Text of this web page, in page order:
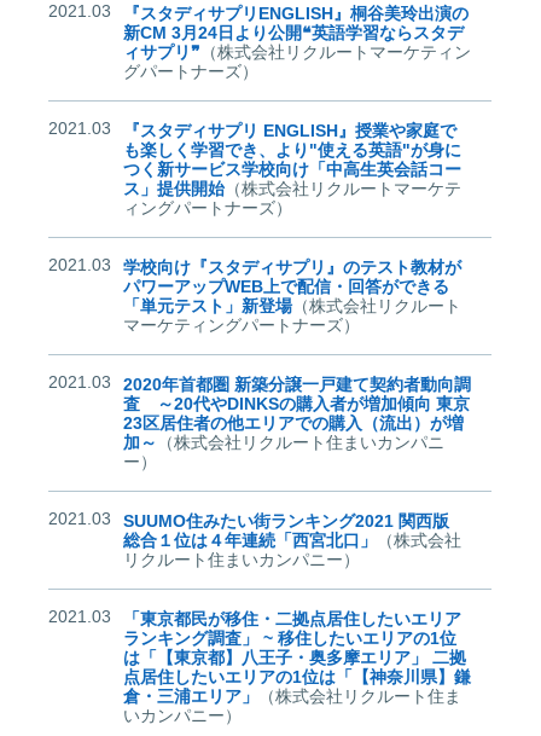
2021.03
『スタディサプリENGLISH』桐谷美玲出演の
新CM 3月24日より公開❝英語学習ならスタデ
ィサプリ❞ （株式会社リクルートマーケティン
グパートナーズ）
2021.03
『スタディサプリ ENGLISH』授業や家庭で
も楽しく学習でき、より"使える英語"が身に
つく新サービス学校向け「中高生英会話コー
ス」提供開始（株式会社リクルートマーケテ
ィングパートナーズ）
2021.03
学校向け『スタディサプリ』のテスト教材が
パワーアップWEB上で配信・回答ができる
「単元テスト」新登場（株式会社リクルート
マーケティングパートナーズ）
2021.03
2020年首都圏 新築分譲一戸建て契約者動向調
査 ～20代やDINKSの購入者が増加傾向 東京
23区居住者の他エリアでの購入（流出）が増
加～
（株式会社リクルート住まいカンパニ
ー）
2021.03
SUUMO住みたい街ランキング2021 関西版
総合１位は４年連続「西宮北口」
（株式会社
リクルート住まいカンパニー）
2021.03
「東京都民が移住・二拠点居住したいエリア
ランキング調査」 ~ 移住したいエリアの1位
は「【東京都】八王子・奥多摩エリア」 二拠
点居住したいエリアの1位は「【神奈川県】鎌
倉・三浦エリア」
（株式会社リクルート住ま
いカンパニー）